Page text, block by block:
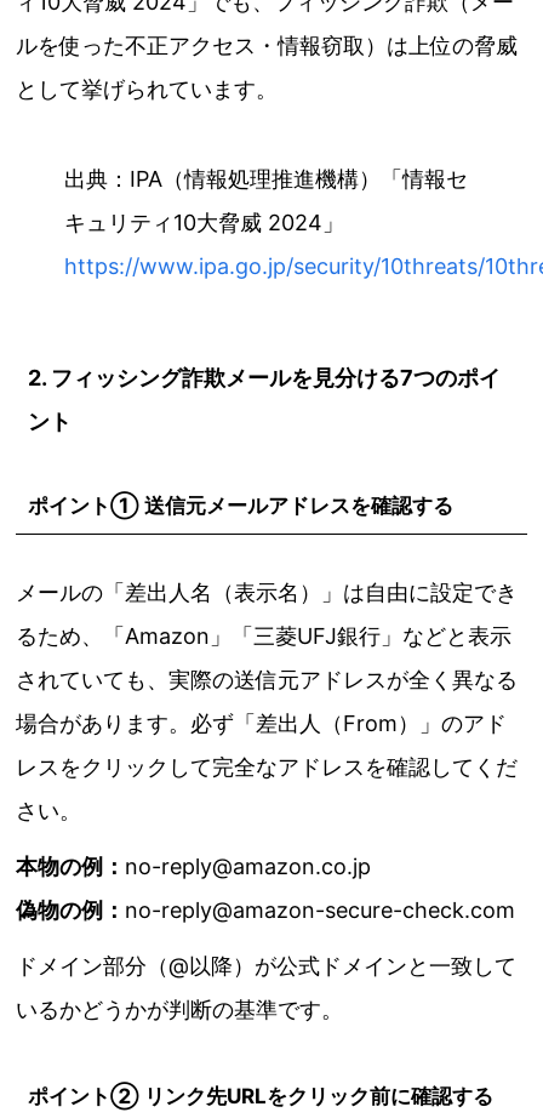
ルを使った不正アクセス・情報窃取）は上位の脅威
として挙げられています。
出典：IPA（情報処理推進機構）「情報セ
キュリティ10大脅威 2024」
https://www.ipa.go.jp/security/10threats/
2. フィッシング詐欺メールを見分ける7つのポイ
ント
ポイント① 送信元メールアドレスを確認する
メールの「差出人名（表示名）」は自由に設定でき
るため、「Amazon」「三菱UFJ銀行」などと表示
されていても、実際の送信元アドレスが全く異なる
場合があります。必ず「差出人（From）」のアド
レスをクリックして完全なアドレスを確認してくだ
さい。
本物の例： no-reply@amazon.co.jp
偽物の例： no-reply@amazon-secure-check.com
ドメイン部分（@以降）が公式ドメインと一致して
いるかどうかが判断の基準です。
ポイント② リンク先URLをクリック前に確認する